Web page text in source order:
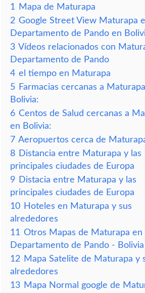
1
Mapa de Maturapa
2 Google Street View Maturapa
Departamento de Pando en
3 Vídeos relacionados con
Departamento de Pando
4 el tiempo en Maturapa
5 Farmacias cercanas a
Bolivia:
6 Centos de Salud cercanas a
en Bolivia:
7 Aeropuertos cerca de
8 Distancia entre Maturapa y las
principales ciudades de Europa
9 Distacia entre Maturapa y las
principales ciudades de Europa
10 Hoteles en Maturapa y sus
alrededores
11 Otros Mapas de Maturapa en
Departamento de Pando - Bolivia
12 Mapa Satelite de Maturapa y
alrededores
13 Mapa Normal google de